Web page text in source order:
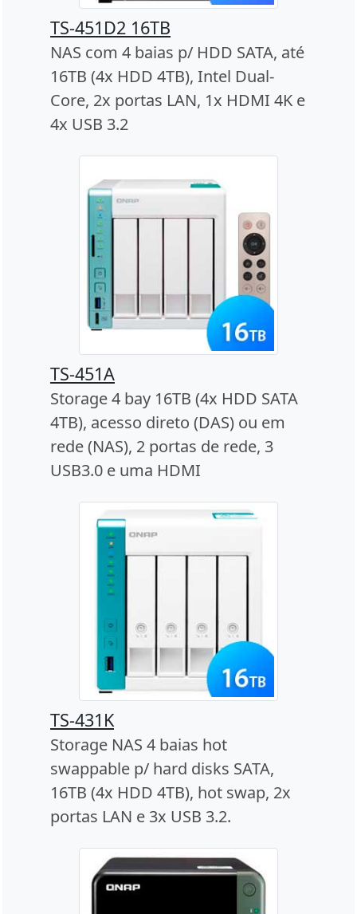
TS-451D2 16TB
NAS com 4 baias p/ HDD SATA, até
16TB (4x HDD 4TB), Intel Dual-
Core, 2x portas LAN, 1x HDMI 4K e
4x USB 3.2
TS-451A
Storage 4 bay 16TB (4x HDD SATA
4TB), acesso direto (DAS) ou em
rede (NAS), 2 portas de rede, 3
USB3.0 e uma HDMI
TS-431K
Storage NAS 4 baias hot
swappable p/ hard disks SATA,
16TB (4x HDD 4TB), hot swap, 2x
portas LAN e 3x USB 3.2.